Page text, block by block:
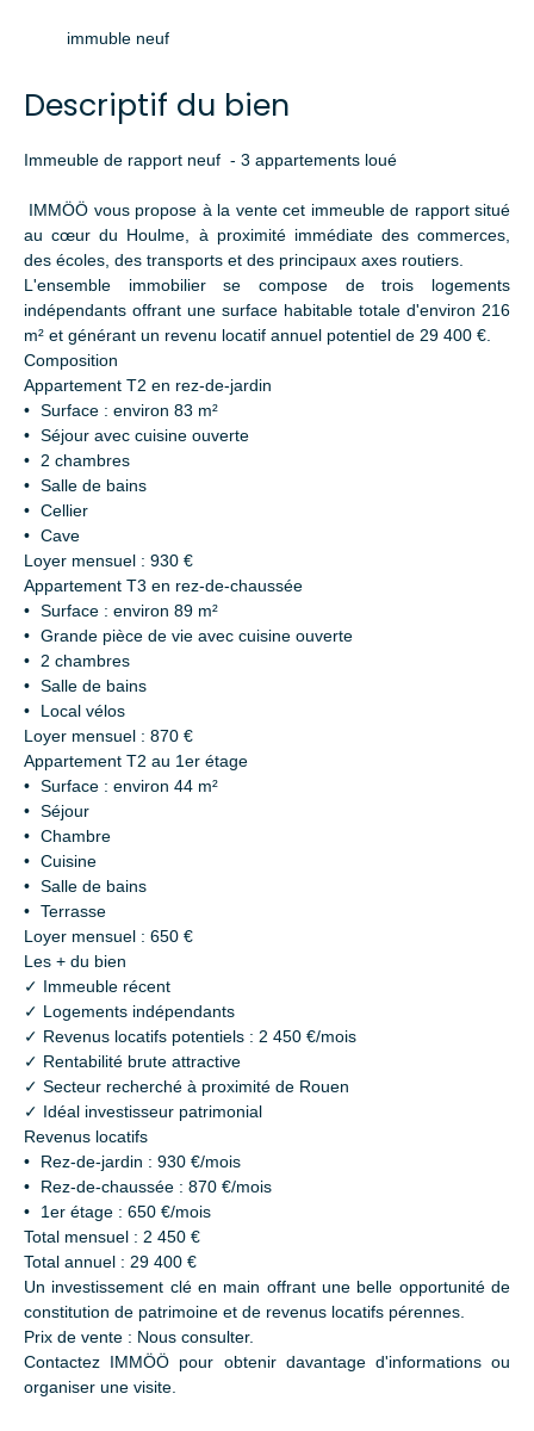
immuble neuf
Descriptif du bien
Immeuble de rapport neuf - 3 appartements loué
IMMÖÖ vous propose à la vente cet immeuble de rapport situé
au cœur du Houlme, à proximité immédiate des commerces,
des écoles, des transports et des principaux axes routiers.
L'ensemble immobilier se compose de trois logements
indépendants offrant une surface habitable totale d'environ 216
m² et générant un revenu locatif annuel potentiel de 29 400 €.
Composition
Appartement T2 en rez-de-jardin
Surface : environ 83 m²
Séjour avec cuisine ouverte
2 chambres
Salle de bains
Cellier
Cave
Loyer mensuel : 930 €
Appartement T3 en rez-de-chaussée
Surface : environ 89 m²
Grande pièce de vie avec cuisine ouverte
2 chambres
Salle de bains
Local vélos
Loyer mensuel : 870 €
Appartement T2 au 1er étage
Surface : environ 44 m²
Séjour
Chambre
Cuisine
Salle de bains
Terrasse
Loyer mensuel : 650 €
Les + du bien
✓ Immeuble récent
✓ Logements indépendants
✓ Revenus locatifs potentiels : 2 450 €/mois
✓ Rentabilité brute attractive
✓ Secteur recherché à proximité de Rouen
✓ Idéal investisseur patrimonial
Revenus locatifs
Rez-de-jardin : 930 €/mois
Rez-de-chaussée : 870 €/mois
1er étage : 650 €/mois
Total mensuel : 2 450 €
Total annuel : 29 400 €
Un investissement clé en main offrant une belle opportunité de
constitution de patrimoine et de revenus locatifs pérennes.
Prix de vente : Nous consulter.
Contactez IMMÖÖ pour obtenir davantage d'informations ou
organiser une visite.